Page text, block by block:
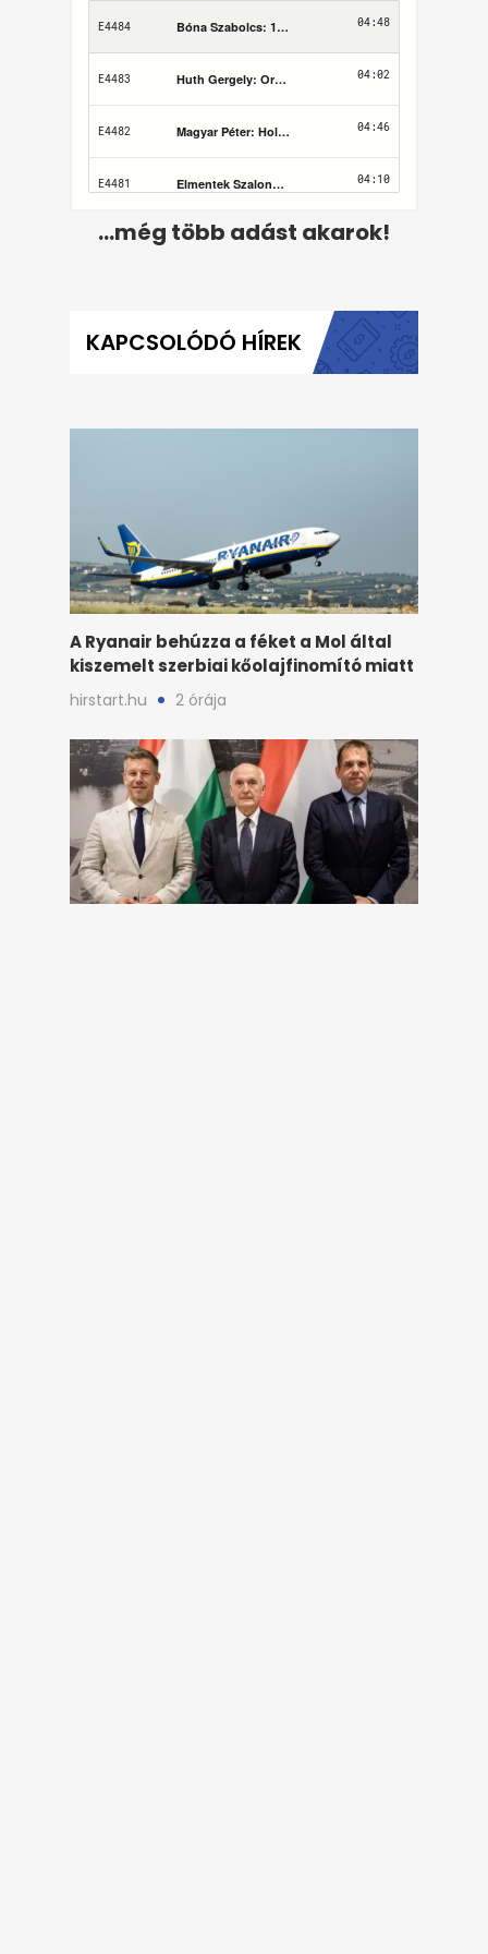
...még több adást akarok!
KAPCSOLÓDÓ HÍREK
A Ryanair behúzza a féket a Mol által
kiszemelt szerbiai kőolajfinomító miatt
hirstart.hu 2 órája